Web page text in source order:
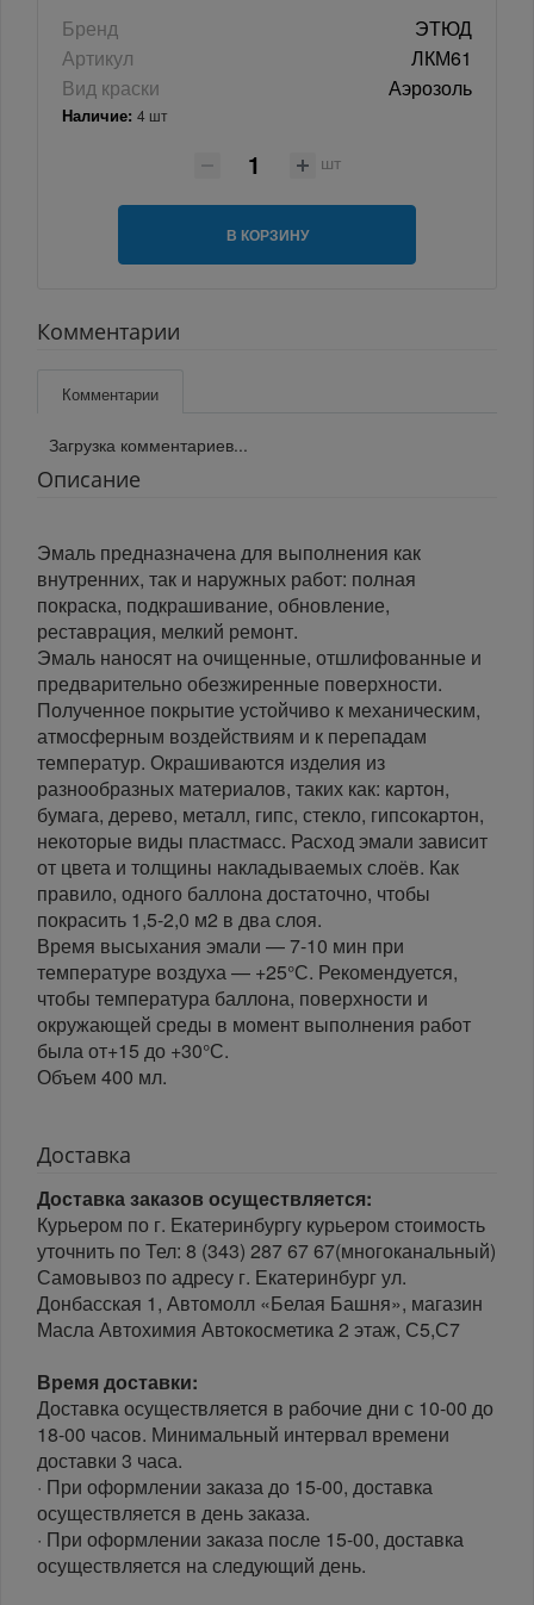
Бренд
ЭТЮД
Артикул
ЛКМ61
Вид краски
Аэрозоль
Наличие: 4 шт
шт
В КОРЗИНУ
Комментарии
Комментарии
Загрузка комментариев...
Описание
Эмаль предназначена для выполнения как
внутренних, так и наружных работ: полная
покраска, подкрашивание, обновление,
реставрация, мелкий ремонт.
Эмаль наносят на очищенные, отшлифованные и
предварительно обезжиренные поверхности.
Полученное покрытие устойчиво к механическим,
атмосферным воздействиям и к перепадам
температур. Окрашиваются изделия из
разнообразных материалов, таких как: картон,
бумага, дерево, металл, гипс, стекло, гипсокартон,
некоторые виды пластмасс. Расход эмали зависит
от цвета и толщины накладываемых слоёв. Как
правило, одного баллона достаточно, чтобы
покрасить 1,5-2,0 м2 в два слоя.
Время высыхания эмали — 7-10 мин при
температуре воздуха — +25°С. Рекомендуется,
чтобы температура баллона, поверхности и
окружающей среды в момент выполнения работ
была от+15 до +30°С.
Объем 400 мл.
Доставка
Доставка заказов осуществляется:
Курьером по г. Екатеринбургу курьером стоимость
уточнить по Тел: 8 (343) 287 67 67(многоканальный)
Самовывоз по адресу г. Екатеринбург ул.
Донбасская 1, Автомолл «Белая Башня», магазин
Масла Автохимия Автокосметика 2 этаж, С5,С7
Время доставки:
Доставка осуществляется в рабочие дни с 10-00 до
18-00 часов. Минимальный интервал времени
доставки 3 часа.
· При оформлении заказа до 15-00, доставка
осуществляется в день заказа.
· При оформлении заказа после 15-00, доставка
осуществляется на следующий день.